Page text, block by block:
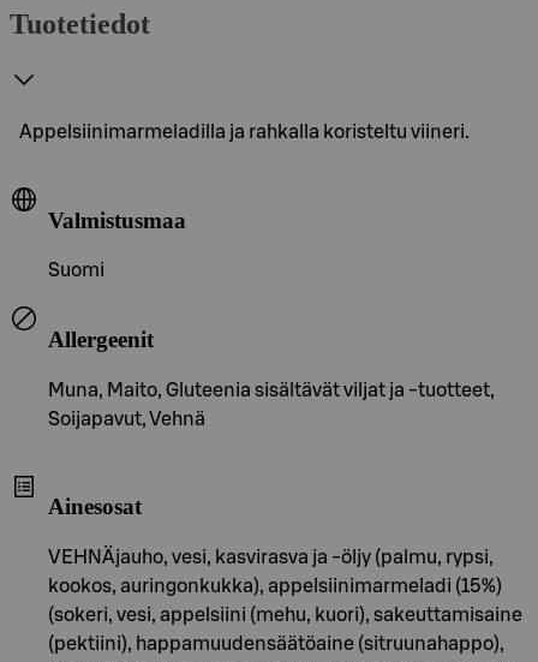
Tuotetiedot
Appelsiinimarmeladilla ja rahkalla koristeltu viineri.
Valmistusmaa
Suomi
Allergeenit
Muna, Maito, Gluteenia sisältävät viljat ja -tuotteet,
Soijapavut, Vehnä
Ainesosat
VEHNÄjauho, vesi, kasvirasva ja -öljy (palmu, rypsi,
kookos, auringonkukka), appelsiinimarmeladi (15%)
(sokeri, vesi, appelsiini (mehu, kuori), sakeuttamisaine
(pektiini), happamuudensäätöaine (sitruunahappo),